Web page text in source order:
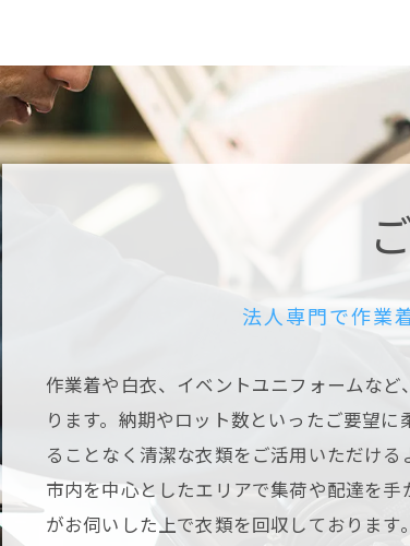
法人専門で作業
作業着や白衣、イベントユニフォームな
ります。納期やロット数といったご要望
ることなく清潔な衣類をご活用いただけ
市内を中心としたエリアで集荷や配達を
がお伺いした上で衣類を回収しておりま